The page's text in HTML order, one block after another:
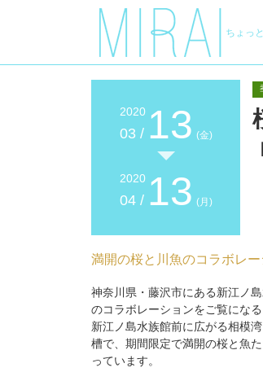
ちょっ
2020
03 / 13 (金)
2020
04 / 13 (月)
満開の桜と川魚のコラボレー
神奈川県・藤沢市にある新江ノ
のコラボレーションをご覧になる
新江ノ島水族館前に広がる相模
槽で、期間限定で満開の桜と魚
っています。